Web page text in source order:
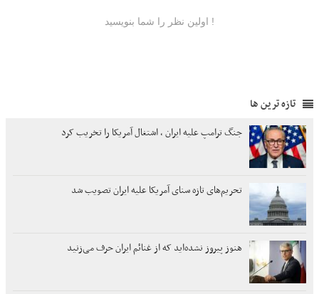
تازه ترین ها
جنگ ترامپ علیه ایران ، اشتغال آمریکا را تخریب کرد
تحریم‌های تازه سنای آمریکا علیه ایران تصویب شد
هنوز پیروز نشده‌اید که از غنائم ایران حرف می‌زنید